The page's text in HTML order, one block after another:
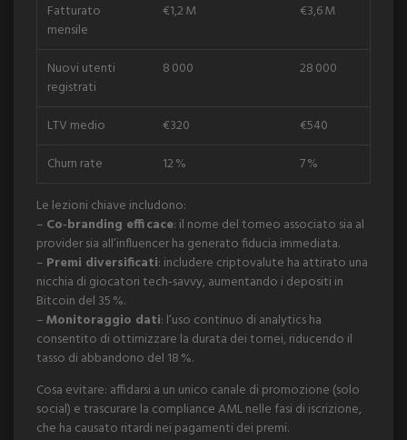
Fatturato
mensile
€1,2 M €3,6 M
Nuovi utenti
registrati
8 000 28 000
LTV medio €320
€540
Churn rate
12 %
7 %
Le lezioni chiave includono:
– Co‑branding efficace: il nome del torneo associato sia al
provider sia all’influencer ha generato fiducia immediata.
– Premi diversificati: includere criptovalute ha attirato una
nicchia di giocatori tech‑savvy, aumentando i depositi in
Bitcoin del 35 %.
–Monitoraggio dati: l’uso continuo di analytics ha
consentito di ottimizzare la durata dei tornei, riducendo il
tasso di abbandono del 18 %.
Cosa evitare: affidarsi a un unico canale di promozione (solo
social) e trascurare la compliance AML nelle fasi di iscrizione,
che ha causato ritardi nei pagamenti dei premi.